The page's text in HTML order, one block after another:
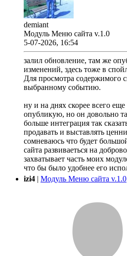
demiant
Модуль Меню сайта v.1.0
5-07-2026, 16:54
залил обновление, там же
изменений, здесь тоже в
Для просмотра содержимого
выбранному событию.
ну и на днях скорее всего
опубликую, но он довольно
больше интеграция так
продавать и выставлять
сомневаюсь что будет
сайта развиваеться на
захватывает часть моих
что бы было удобнее его
izi4 | Модуль Меню сайта v.1.0